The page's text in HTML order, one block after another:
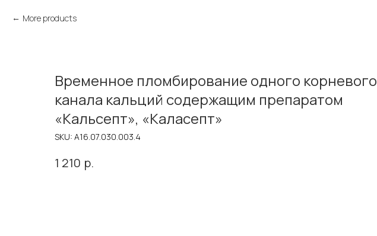
More products
Временное пломбирование одного корневого
канала кальций содержащим препаратом
«Кальсепт», «Каласепт»
SKU: A16.07.030.003.4
1 210 р.